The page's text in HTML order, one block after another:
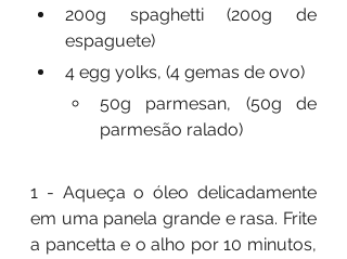
200g spaghetti (200g de
espaguete)
4 egg yolks, (4 gemas de ovo)
50g parmesan, (50g de
parmesão ralado)
1 - Aqueça o óleo delicadamente
em uma panela grande e rasa. Frite
a pancetta e o alho por 10 minutos,